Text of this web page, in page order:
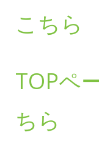
こちら
TOPペ
ちら